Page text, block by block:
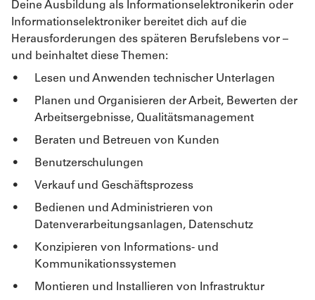
Deine Ausbildung als Informationselektronikerin oder
Informationselektroniker bereitet dich auf die
Herausforderungen des späteren Berufslebens vor –
und beinhaltet diese Themen:
Lesen und Anwenden technischer Unterlagen
Planen und Organisieren der Arbeit, Bewerten der
Arbeitsergebnisse, Qualitätsmanagement
Beraten und Betreuen von Kunden
Benutzerschulungen
Verkauf und Geschäftsprozess
Bedienen und Administrieren von
Datenverarbeitungsanlagen, Datenschutz
Konzipieren von Informations- und
Kommunikationssystemen
Montieren und Installieren von Infrastruktur